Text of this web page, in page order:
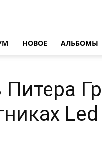
НОВОE АЛЬБОМЫ